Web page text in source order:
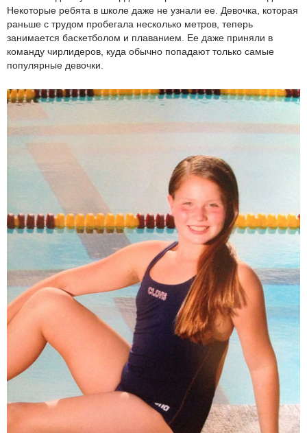
Некоторые ребята в школе даже не узнали ее. Девочка, которая
раньше с трудом пробегала несколько метров, теперь
занимается баскетболом и плаванием. Ее даже приняли в
команду чирлидеров, куда обычно попадают только самые
популярные девочки.